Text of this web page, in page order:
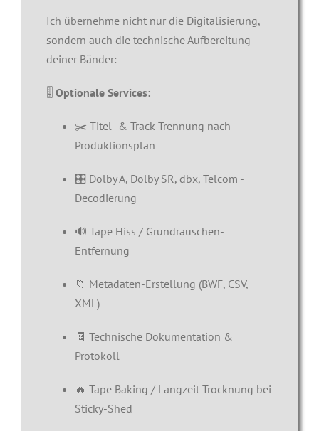
Ich übernehme nicht nur die Digitalisierung,
sondern auch die technische Aufbereitung
deiner Bänder:
🎚️ Optionale Services:
✂️ Titel- & Track-Trennung nach
Produktionsplan
🎛️ Dolby A, Dolby SR, dbx, Telcom -
Decodierung
🔊 Tape Hiss / Grundrauschen-
Entfernung
📁 Metadaten-Erstellung (BWF, CSV,
XML)
🧾 Technische Dokumentation &
Protokoll
🔥 Tape Baking / Langzeit-Trocknung bei
Sticky-Shed